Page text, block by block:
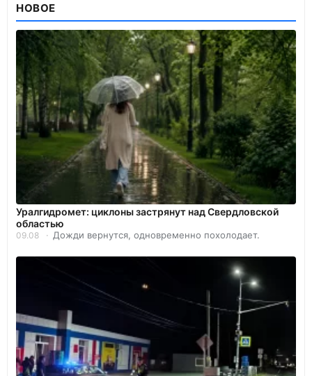
НОВОЕ
Уралгидромет: циклоны застрянут над Свердловской
областью
09.08 Дожди вернутся, одновременно похолодает.